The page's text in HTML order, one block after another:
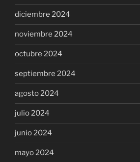
diciembre 2024
noviembre 2024
octubre 2024
septiembre 2024
agosto 2024
julio 2024
junio 2024
mayo 2024